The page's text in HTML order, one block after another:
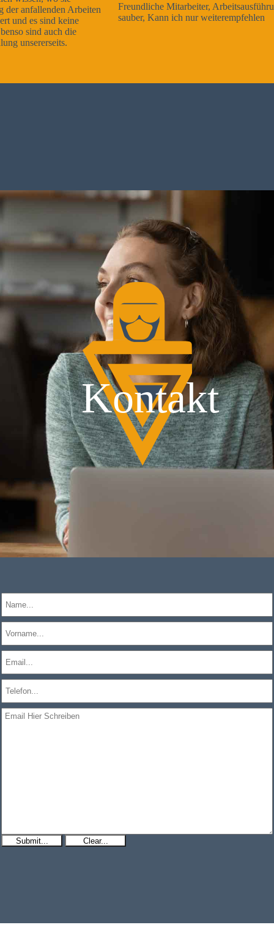
Freundliche Mitarbeiter, Arbeitsausführung sehr gut und sehr
sauber, Kann ich nur weiterempfehlen
Kontakt
Submit... Clear...